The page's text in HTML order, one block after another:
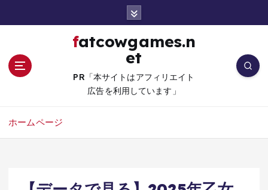
fatcowgames.n
et
PR「本サイトはアフィリエイト
広告を利用しています」
ホームページ